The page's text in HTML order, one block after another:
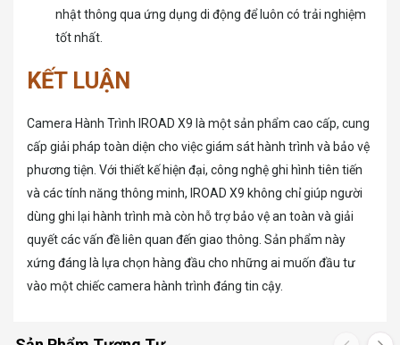
nhật thông qua ứng dụng di động để luôn có trải nghiệm
tốt nhất.
KẾT LUẬN
Camera Hành Trình IROAD X9 là một sản phẩm cao cấp, cung
cấp giải pháp toàn diện cho việc giám sát hành trình và bảo vệ
phương tiện. Với thiết kế hiện đại, công nghệ ghi hình tiên tiến
và các tính năng thông minh, IROAD X9 không chỉ giúp người
dùng ghi lại hành trình mà còn hỗ trợ bảo vệ an toàn và giải
quyết các vấn đề liên quan đến giao thông. Sản phẩm này
xứng đáng là lựa chọn hàng đầu cho những ai muốn đầu tư
vào một chiếc camera hành trình đáng tin cậy.